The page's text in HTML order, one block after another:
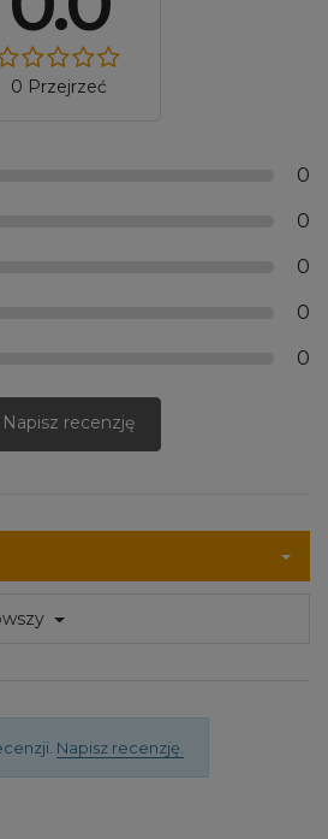
0 Przejrzeć
0
0
0
0
0
Napisz recenzję
Napisz recenzję.